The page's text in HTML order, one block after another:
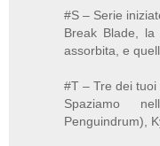
#S – Serie
Break Blade,
assorbita, e
#T – Tre dei
Spaziamo
Penguindrum),